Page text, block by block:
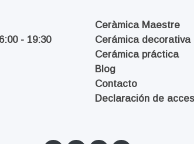
- 19:30
Ceràmica Maestre
Cerámica decorativa
Cerámica práctica
Blog
Contacto
Declaración de